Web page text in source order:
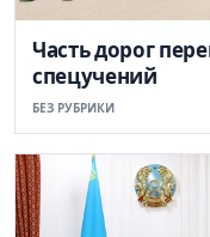
Часть дорог
спецучений
БЕЗ РУБРИКИ